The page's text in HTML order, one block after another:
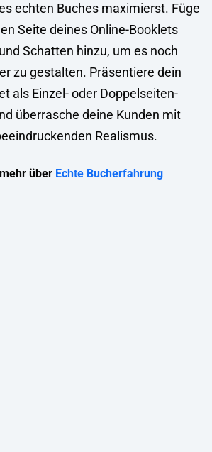
echten Buches maximierst. Füge
Seite deines Online-Booklets
Schatten hinzu, um es noch
zu gestalten. Präsentiere dein
als Einzel- oder Doppelseiten-
überrasche deine Kunden mit
Realismus.
über Echte Bucherfahrung